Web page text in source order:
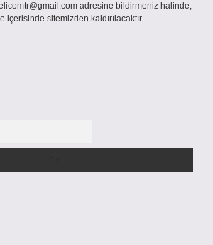
adresine bildirmeniz halinde,
sitemizden kaldırılacaktır.